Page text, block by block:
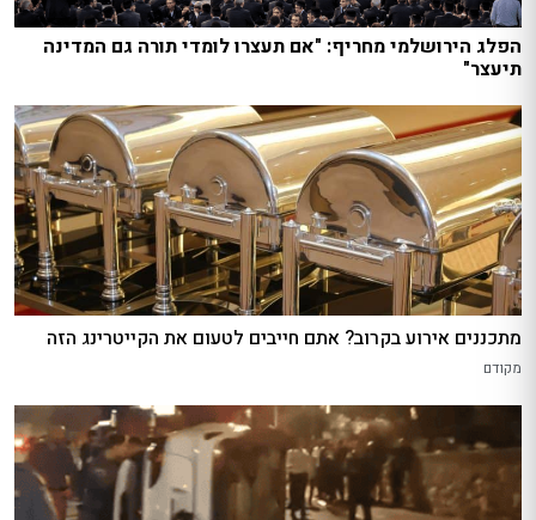
הפלג הירושלמי מחריף: "אם תעצרו לומדי תורה גם המדינה
תיעצר"
מתכננים אירוע בקרוב? אתם חייבים לטעום את הקייטרינג הזה
מקודם